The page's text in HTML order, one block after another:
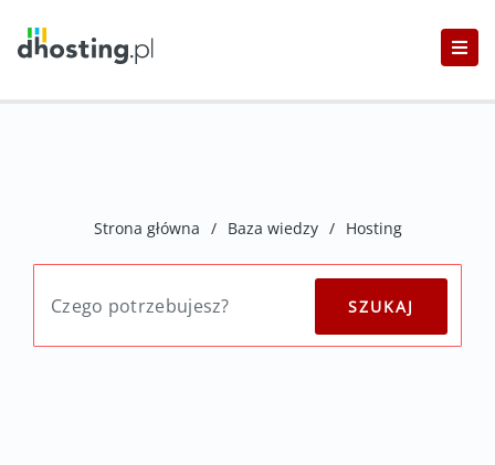
Strona główna / Baza wiedzy / Hosting